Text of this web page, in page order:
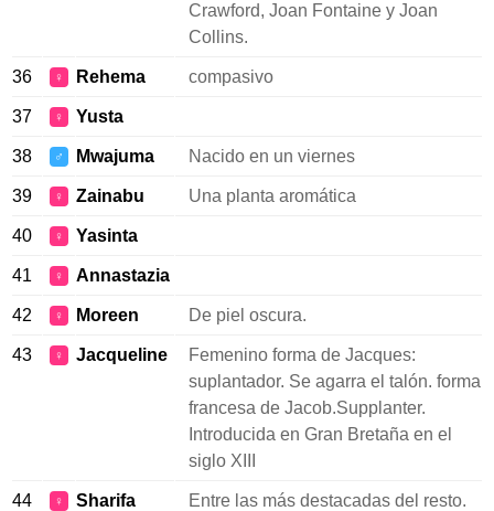
Crawford, Joan Fontaine y Joan
Collins.
36 ♀ Rehema compasivo
37 ♀ Yusta
38 ♂ Mwajuma Nacido en un viernes
39 ♀ Zainabu Una planta aromática
40 ♀ Yasinta
41 ♀ Annastazia
42 ♀ Moreen De piel oscura.
43 ♀ Jacqueline
Femenino forma de Jacques:
suplantador. Se agarra el talón. forma
francesa de Jacob.Supplanter.
Introducida en Gran Bretaña en el
siglo XIII
44 ♀ Sharifa
Entre las más destacadas del resto.